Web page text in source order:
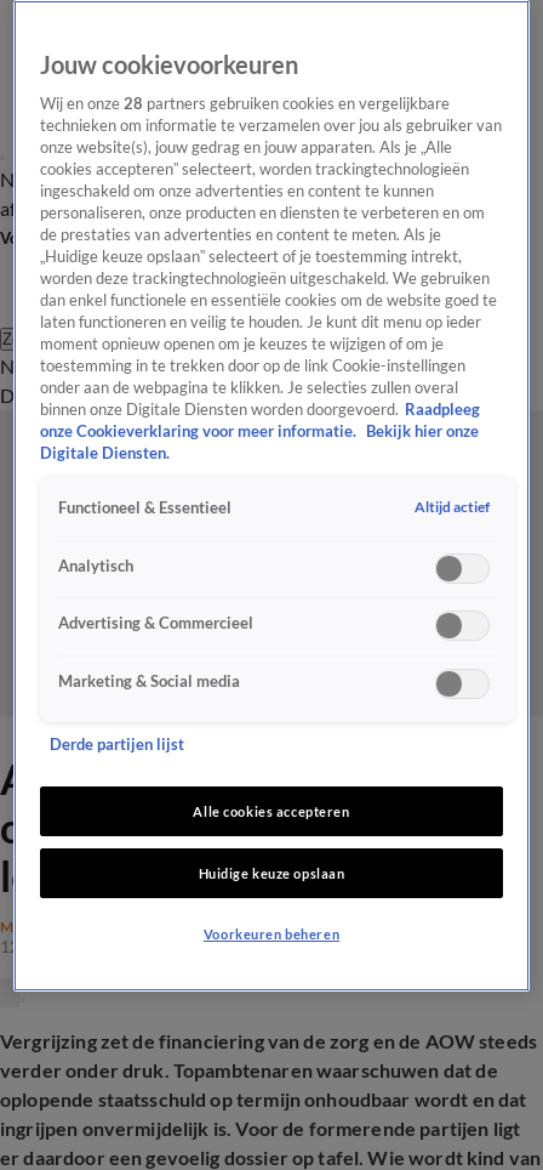
Nieuws van de DagOpinie van de Dag Onze categorieën Laatste
afleveringVideo's Nieuws van de Dag Podcast
Volg Nieuws van de Dag
Zoeken
Nieuws van de DagOpinie van de
Dag
Video'sUitzendingen PodcastPanelContact
AOW wordt door vergrijzing
onbetaalbaar: 'Je zou AOW-
leeftijd kunnen verhogen'
MAATSCHAPPIJ
12 jan 2026, 19:59
Vergrijzing zet de financiering van de zorg en de AOW steeds
verder onder druk. Topambtenaren waarschuwen dat de
oplopende staatsschuld op termijn onhoudbaar wordt en dat
ingrijpen onvermijdelijk is. Voor de formerende partijen ligt
er daardoor een gevoelig dossier op tafel. Wie wordt kind van
Jouw cookievoorkeuren
Wij en onze28 partners gebruiken cookies en vergelijkbare
technieken om informatie te verzamelen over jou als gebruiker van
onze website(s), jouw gedrag en jouw apparaten. Als je „Alle
cookies accepteren” selecteert, worden trackingtechnologieën
ingeschakeld om onze advertenties en content te kunnen
personaliseren, onze producten en diensten te verbeteren en om
de prestaties van advertenties en content te meten. Als je
„Huidige keuze opslaan” selecteert of je toestemming intrekt,
worden deze trackingtechnologieën uitgeschakeld. We gebruiken
dan enkel functionele en essentiële cookies om de website goed te
laten functioneren en veilig te houden. Je kunt dit menu op ieder
moment opnieuw openen om je keuzes te wijzigen of om je
toestemming in te trekken door op de link Cookie-instellingen
onder aan de webpagina te klikken. Je selecties zullen overal
binnen onze Digitale Diensten worden doorgevoerd. Raadpleeg
onze Cookieverklaring voor meer informatie.
Bekijk hier onze
Digitale Diensten.
Functioneel & Essentieel Altijd actief
Analytisch
Advertising & Commercieel
Marketing & Social media
Derde partijen lijst
Alle cookies accepteren
Huidige keuze opslaan
Voorkeuren beheren